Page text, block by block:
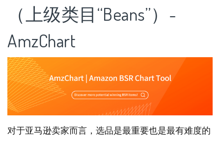
（上级类目“Beans”）-
AmzChart
对于亚马逊卖家而言，选品是最重要也是最有难度的